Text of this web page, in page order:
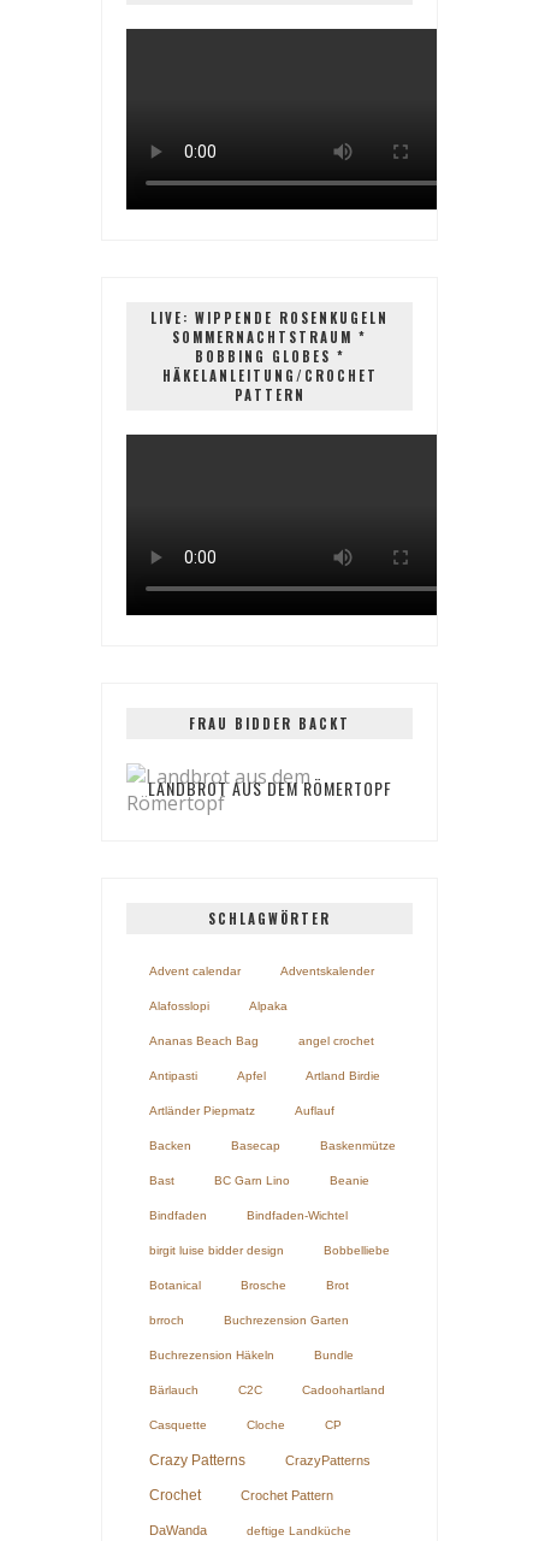
LIVE: WIPPENDE ROSENKUGELN
SOMMERNACHTSTRAUM *
BOBBING GLOBES *
HÄKELANLEITUNG/CROCHET
PATTERN
FRAU BIDDER BACKT
LANDBROT AUS DEM RÖMERTOPF
SCHLAGWÖRTER
Advent calendar Adventskalender
Alafosslopi Alpaka
Ananas Beach Bag angel crochet
Antipasti Apfel Artland Birdie
Artländer Piepmatz Auflauf
Backen Basecap Baskenmütze
Bast BC Garn Lino Beanie
Bindfaden Bindfaden-Wichtel
birgit luise bidder design Bobbelliebe
Botanical Brosche Brot
brroch Buchrezension Garten
Buchrezension Häkeln Bundle
Bärlauch C2C Cadoohartland
Casquette Cloche CP
Crazy Patterns CrazyPatterns
Crochet Crochet Pattern
DaWanda deftige Landküche